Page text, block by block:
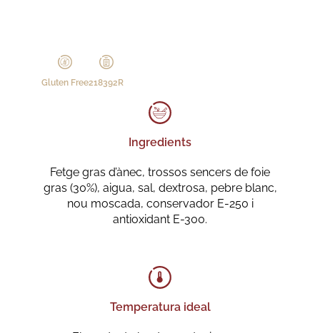
Gluten Free218392R
Ingredients
Fetge gras d’ànec, trossos sencers de foie
gras (30%), aigua, sal, dextrosa, pebre blanc,
nou moscada, conservador E-250 i
antioxidant E-300.
Temperatura ideal